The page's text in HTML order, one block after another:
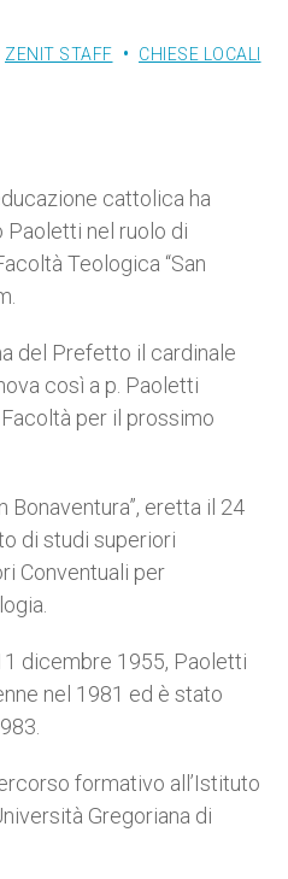
ZENIT STAFF CHIESE LOCALI
cattolica ha
nel ruolo di
Teologica “San
del Prefetto il cardinale
così a p. Paoletti
Facoltà per il prossimo
Bonaventura”, eretta il 24
di studi superiori
Conventuali per
dicembre 1955, Paoletti
nel 1981 ed è stato
formativo all’Istituto
Gregoriana di